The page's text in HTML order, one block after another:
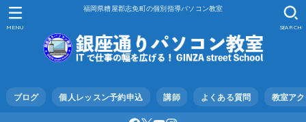
福岡県糟屋郡志免町の個別指導パソコン教室
ブログ 個人レッスン予約申込 講師 よくある質問 教室ア
SEARCH
MENU